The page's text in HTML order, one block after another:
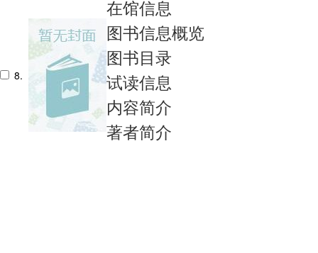
8.
在馆信息
图书信息概览
图书目录
试读信息
内容简介
著者简介